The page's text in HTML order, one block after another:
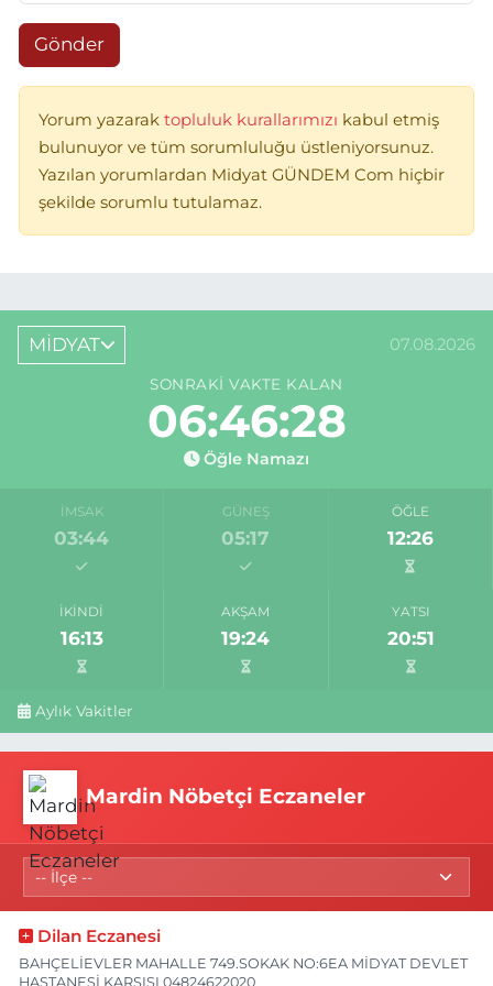
Gönder
Yorum yazarak topluluk kurallarımızı kabul etmiş
bulunuyor ve tüm sorumluluğu üstleniyorsunuz.
Yazılan yorumlardan Midyat GÜNDEM Com hiçbir
şekilde sorumlu tutulamaz.
MİDYAT 07.08.2026
SONRAKI VAKTE KALAN
06:46:28
Öğle Namazı
İMSAK
03:44
GÜNEŞ
05:17
ÖĞLE
12:26
İKINDI
16:13
AKŞAM
19:24
YATSI
20:51
Aylık Vakitler
Mardin Nöbetçi Eczaneler
Dilan Eczanesi
BAHÇELİEVLER MAHALLE 749.SOKAK NO:6EA MİDYAT DEVLET
HASTANESİ KARŞISI 04824622020